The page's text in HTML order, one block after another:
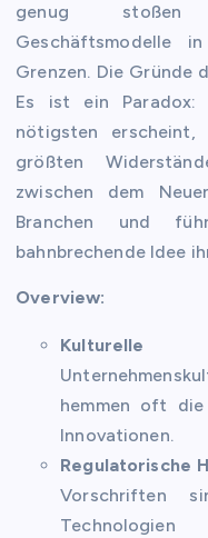
genug stoßen
Geschäftsmodelle
Grenzen. Die Gründe
Es ist ein
nötigsten
größten
zwischen dem
Branchen und
bahnbrechende Idee
Overview:
Kulturelle
hemmen oft die
Innovationen.
Regulatorische
Vorschriften